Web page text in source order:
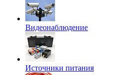
Видеонаблюдение
Источники питания